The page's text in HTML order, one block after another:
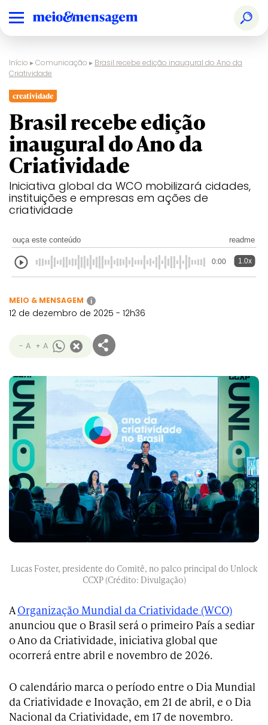
Início ▸Comunicação ▸ Brasil recebe edição inaugural do Ano da
Criatividade
creatividade
Brasil recebe edição
inaugural do Ano da
Criatividade
Iniciativa global da WCO mobilizará cidades,
instituições e empresas em ações de
criatividade
ouça este conteúdo readme
0:00 1.0x
MEIO & MENSAGEM i
12 de dezembro de 2025 - 12h36
- A + A
Lucas Foster, presidente do Comitê, no palco principal do Unlock
CCXP (Crédito: Divulgação)
AOrganização Mundial da Criatividade (WCO)
anunciou que o Brasil será o primeiro País a sediar
o Ano da Criatividade, iniciativa global que
ocorrerá entre abril e novembro de 2026.
O calendário marca o período entre o Dia Mundial
da Criatividade e Inovação, em 21 de abril, e o Dia
Nacional da Criatividade, em 17 de novembro.